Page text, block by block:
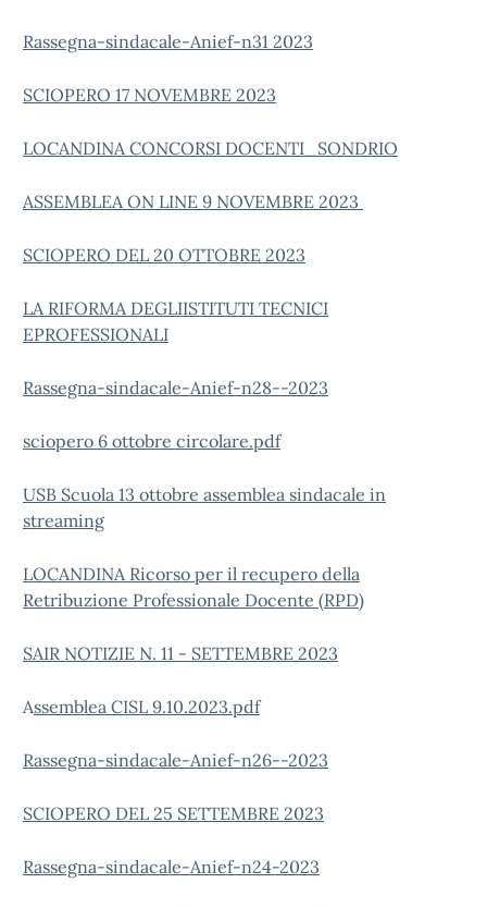
Rassegna-sindacale-Anief-n31 2023
SCIOPERO 17 NOVEMBRE 2023
LOCANDINA CONCORSI DOCENTI_SONDRIO
ASSEMBLEA ON LINE 9 NOVEMBRE 2023
SCIOPERO DEL 20 OTTOBRE 2023
LA RIFORMA DEGLIISTITUTI TECNICI
EPROFESSIONALI
Rassegna-sindacale-Anief-n28--2023
sciopero 6 ottobre circolare.pdf
USB Scuola 13 ottobre assemblea sindacale in
streaming
LOCANDINA Ricorso per il recupero della
Retribuzione Professionale Docente (RPD)
SAIR NOTIZIE N. 11 - SETTEMBRE 2023
Assemblea CISL 9.10.2023.pdf
Rassegna-sindacale-Anief-n26--2023
SCIOPERO DEL 25 SETTEMBRE 2023
Rassegna-sindacale-Anief-n24-2023